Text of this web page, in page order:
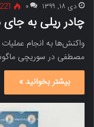
دی ۱۸, ۱۳۹۹ ۰ 221
چادر ریلى به جاى
واکنش‌ها به انجام
مصطفی در سوریچی
بیشتر بخوانید »